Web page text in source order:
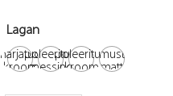
Lagan
harjatud
kroom
poleeritud
messing
poleeritud
kroom
must
matt